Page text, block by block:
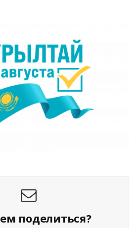
поделиться?